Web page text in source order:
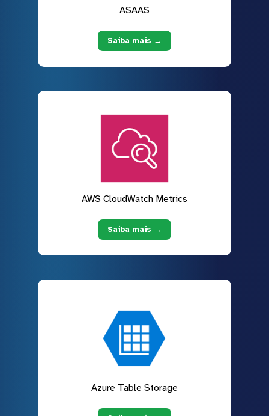
ASAAS
Saiba mais →
AWS CloudWatch Metrics
Saiba mais →
Azure Table Storage